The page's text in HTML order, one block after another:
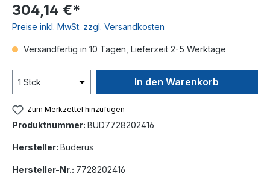
304,14 €*
Preise inkl. MwSt. zzgl. Versandkosten
Versandfertig in 10 Tagen, Lieferzeit 2-5 Werktage
In den Warenkorb
Zum Merkzettel hinzufügen
Produktnummer: BUD7728202416
Hersteller: Buderus
Hersteller-Nr.: 7728202416